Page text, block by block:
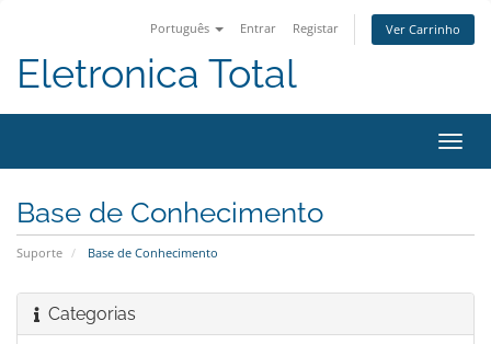
Português Entrar Registar Ver Carrinho
Eletronica Total
Base de Conhecimento
Suporte Base de Conhecimento
Categorias